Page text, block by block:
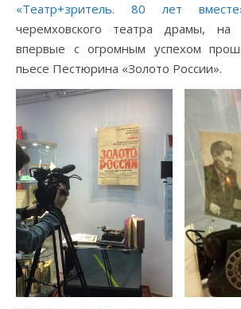
«Театр+зритель. 80 лет
черемховского театра драмы, на
впервые с огромным успехом
пьесе Пестюрина «Золото России».